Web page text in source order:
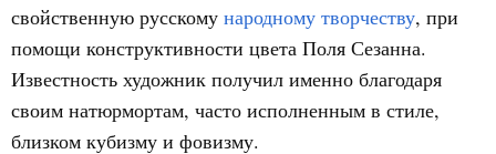
свойственную русскому народному творчеству, при
помощи конструктивности цвета Поля Сезанна.
Известность художник получил именно благодаря
своим натюрмортам, часто исполненным в стиле,
близком кубизму и фовизму.